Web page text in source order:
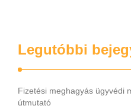
Legutóbbi
Fizetési meghagyás ügyvédi
útmutató